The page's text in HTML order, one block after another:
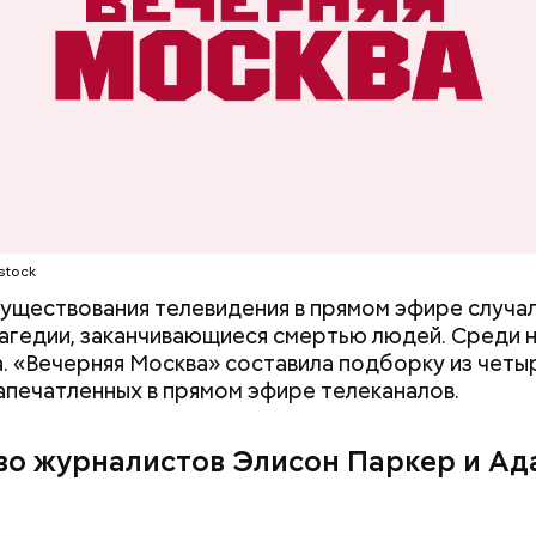
на качелях и
какие
в России
День арбуза и День поцелуев
с зеркалом: какие праздники
телевидения в прямом эфире
заканчивающиеся смертью людей. Среди
«Вечерняя Москва» составила подборку из
в прямом эфире телеканалов.
журналистов Элисон Паркер и
а Уорд написал на него жалобу в отдел